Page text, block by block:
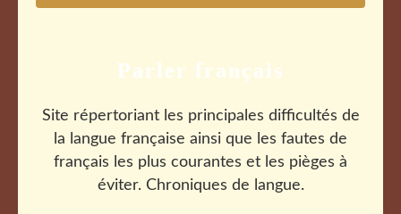
Parler français
Site répertoriant les principales difficultés de
la langue française ainsi que les fautes de
français les plus courantes et les pièges à
éviter. Chroniques de langue.